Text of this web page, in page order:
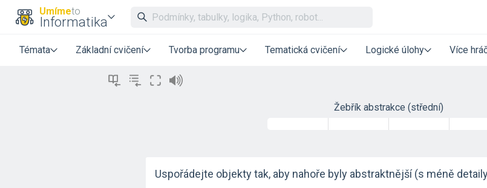
Umímeto
Informatika
Témata Základní cvičení Tvorba programu Tematická cvičení Logické úlohy Více
Žebřík abstrakce (střední)
Uspořádejte objekty tak, aby nahoře byly abstraktnější (s méně